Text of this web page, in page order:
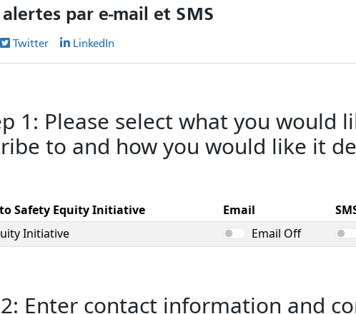
par e-mail et SMS
Twitter LinkedIn